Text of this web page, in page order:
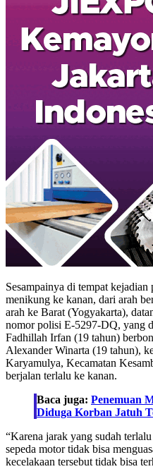
Sesampainya di tempat
menikung ke kanan, dari arah
arah ke Barat (Yogyakarta),
nomor polisi E-5297-DQ, yang
Fadhillah Irfan (19 tahun)
Alexander Winarta (19 tahun),
Karyamulya, Kecamatan
berjalan terlalu ke kanan.
Baca juga: Penemuan
Diduga Korban Jatuh
“Karena jarak yang sudah
sepeda motor tidak bisa
kecelakaan tersebut tidak bisa